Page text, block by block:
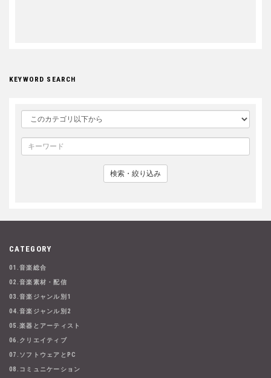
KEYWORD SEARCH
検索・絞り込み
CATEGORY
01.音楽総合
02.音楽素材・配信
03.音楽ジャンル別1
04.音楽ジャンル別2
05.楽器とアーティスト
06.クリエイティブ
07.ソフトウェアとPC
08.コミュニケーション